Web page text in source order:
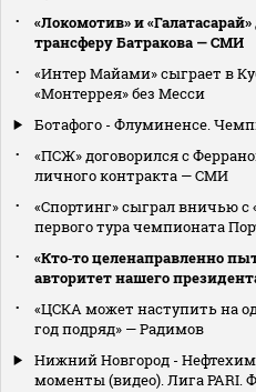
«Локомотив» и
трансферу Батракова — СМИ
«Интер Майами» сыграет в
«Монтеррея» без Месси
Ботафого - Флуминенсе.
«ПСЖ» договорился с
личного контракта — СМИ
«Спортинг» сыграл вничью с
первого тура чемпионата
«Кто‑то целенаправленно
авторитет нашего
«ЦСКА может наступить на
год подряд» — Радимов
Нижний Новгород -
моменты (видео). Лига PARI.